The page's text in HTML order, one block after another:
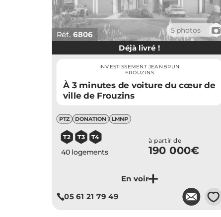
Réf. 6806 5 photos 📷
Je découvre ce programme
Déjà livré !
INVESTISSEMENT JEANBRUN
FROUZINS
À 3 minutes de voiture du cœur de
ville de Frouzins
PTZ DONATION LMNP
T2 T3 T4
40 logements
à partir de
190 000€
05 61 21 79 49 💗